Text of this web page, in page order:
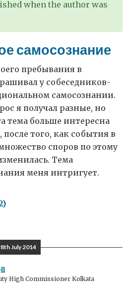
when the author was
самосознание
пребывания в
у собеседников-
самосознании.
я получал разные, но
тема больше интересна
того, как события в
споров по этому
Тема
меня интригует.
July 2014
High Commissioner Kolkata